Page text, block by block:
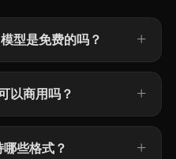
型是免费的吗？
以商用吗？
哪些格式？